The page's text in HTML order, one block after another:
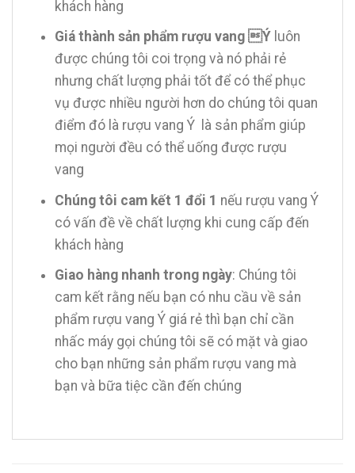
khách hàng
Giá thành sản phẩm rượu vang Ý luôn
được chúng tôi coi trọng và nó phải rẻ
nhưng chất lượng phải tốt để có thể phục
vụ được nhiều người hơn do chúng tôi quan
điểm đó là rượu vang Ý là sản phẩm giúp
mọi người đều có thể uống được rượu
vang
Chúng tôi cam kết 1 đổi 1 nếu rượu vang Ý
có vấn đề về chất lượng khi cung cấp đến
khách hàng
Giao hàng nhanh trong ngày: Chúng tôi
cam kết rằng nếu bạn có nhu cầu về sản
phẩm rượu vang Ý giá rẻ thì bạn chỉ cần
nhấc máy gọi chúng tôi sẽ có mặt và giao
cho bạn những sản phẩm rượu vang mà
bạn và bữa tiệc cần đến chúng